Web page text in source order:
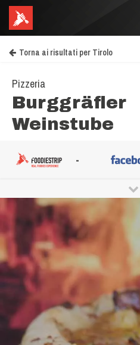
Torna ai risultati per Tirolo
Pizzeria
Burggräfler
Weinstube
-